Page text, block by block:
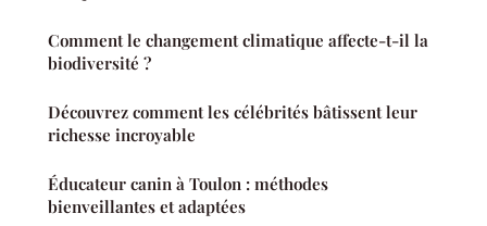
Comment le changement climatique affecte-t-il la
biodiversité ?
Découvrez comment les célébrités bâtissent leur
richesse incroyable
Éducateur canin à Toulon : méthodes
bienveillantes et adaptées